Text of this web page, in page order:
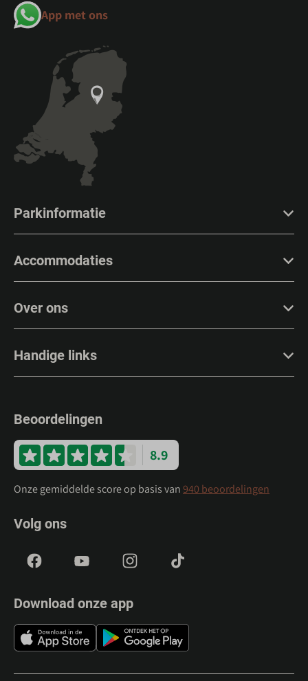
App met ons
Parkinformatie
Accommodaties
Over ons
Handige links
Beoordelingen
8.9
Onze gemiddelde score op basis van940 beoordelingen
Volg ons
Download onze app